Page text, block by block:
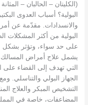
(الكليتان – الحالبان –
البولية؟ أسباب العدوى
والانسدادات. مقدّمة عن
البولية من أكثر المشكلات
على حد سواء، وتؤثر بشكل
يشمل علاج أمراض المسالك
التي تهدف إلى القضاء على
الجهاز البولي والتناسلي.
التشخيص المبكر والعلاج
المضاعفات، خاصة في